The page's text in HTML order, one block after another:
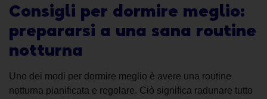
Consigli per dormire meglio:
prepararsi a una sana routine
notturna
Uno dei modi per dormire meglio è avere una routine
notturna pianificata e regolare. Ciò significa radunare tutto